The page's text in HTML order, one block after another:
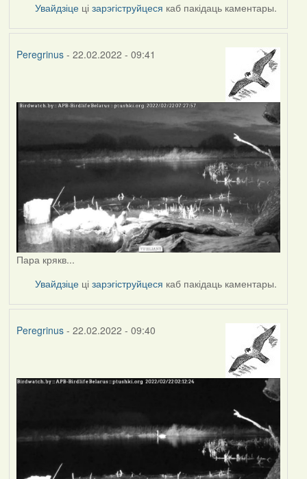
Увайдзіце цізарэгіструйцеся каб пакідаць каментары.
Peregrinus- 22.02.2022 - 09:41
Пара крякв...
Увайдзіце цізарэгіструйцеся каб пакідаць каментары.
Peregrinus- 22.02.2022 - 09:40